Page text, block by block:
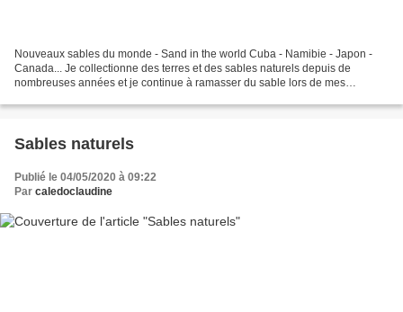
Nouveaux sables du monde - Sand in the world Cuba - Namibie - Japon -
Canada... Je collectionne des terres et des sables naturels depuis de
nombreuses années et je continue à ramasser du sable lors de mes
Sables naturels
Publié le 04/05/2020 à 09:22
Par caledoclaudine